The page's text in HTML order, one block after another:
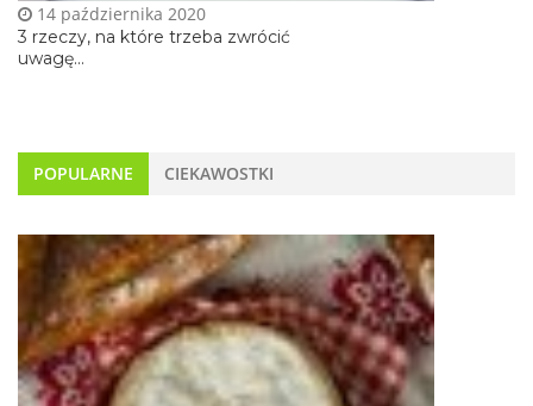
3 rzeczy, na które trzeba zwrócić
uwagę...
14 października 2020
POPULARNE CIEKAWOSTKI